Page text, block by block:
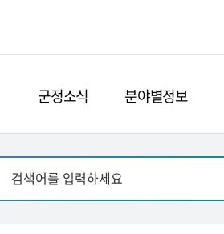
군정소식 분야별정보